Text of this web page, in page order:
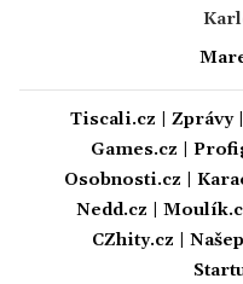
Tiscali.cz Zprávy|
Games.cz
Osobnosti.cz
Nedd.cz
CZhity.cz